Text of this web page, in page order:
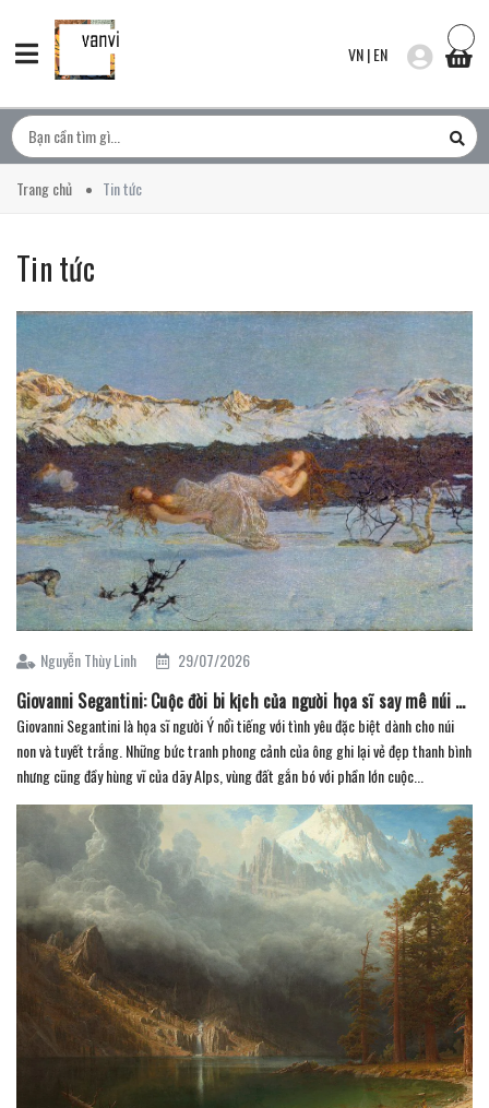
VN|EN
Trang chủ Tin tức
Tin tức
Nguyễn Thùy Linh 29/07/2026
Giovanni Segantini: Cuộc đời bi kịch của người họa sĩ say mê núi non
Giovanni Segantini là họa sĩ người Ý nổi tiếng với tình yêu đặc biệt dành cho núi
non và tuyết trắng. Những bức tranh phong cảnh của ông ghi lại vẻ đẹp thanh bình
nhưng cũng đầy hùng vĩ của dãy Alps, vùng đất gắn bó với phần lớn cuộc...